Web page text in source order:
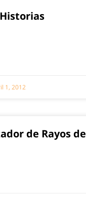
1, 2012
de Rayos de